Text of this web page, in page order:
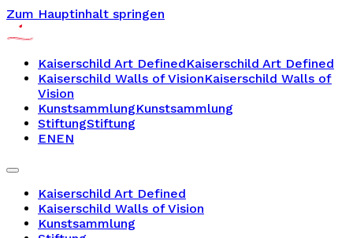
Zum Hauptinhalt springen
Kaiserschild Art DefinedKaiserschild Art Defined
Kaiserschild Walls of VisionKaiserschild Walls of
Vision
KunstsammlungKunstsammlung
StiftungStiftung
ENEN
Kaiserschild Art Defined
Kaiserschild Walls of Vision
Kunstsammlung